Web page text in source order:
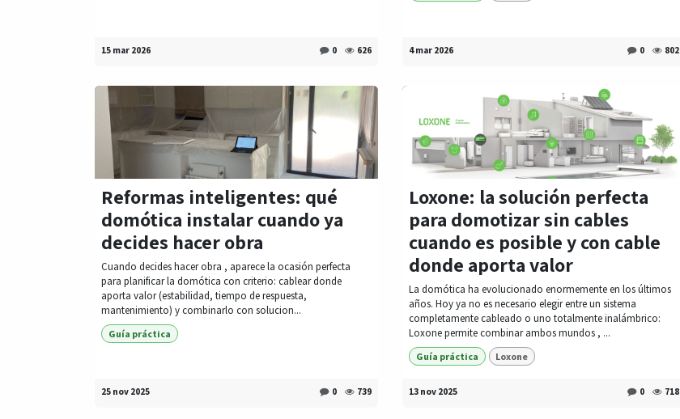
15 mar 2026 0 626 4 mar 2026 0 802
Reformas inteligentes: qué
domótica instalar cuando ya
decides hacer obra
Cuando decides hacer obra , aparece la ocasión perfecta
para planificar la domótica con criterio: cablear donde
aporta valor (estabilidad, tiempo de respuesta,
mantenimiento) y combinarlo con solucion...
Guía práctica
25 nov 2025 0 739
Loxone: la solución perfecta
para domotizar sin cables
cuando es posible y con cable
donde aporta valor
La domótica ha evolucionado enormemente en los últimos
años. Hoy ya no es necesario elegir entre un sistema
completamente cableado o uno totalmente inalámbrico:
Loxone permite combinar ambos mundos , ...
Guía práctica Loxone
13 nov 2025 0 718